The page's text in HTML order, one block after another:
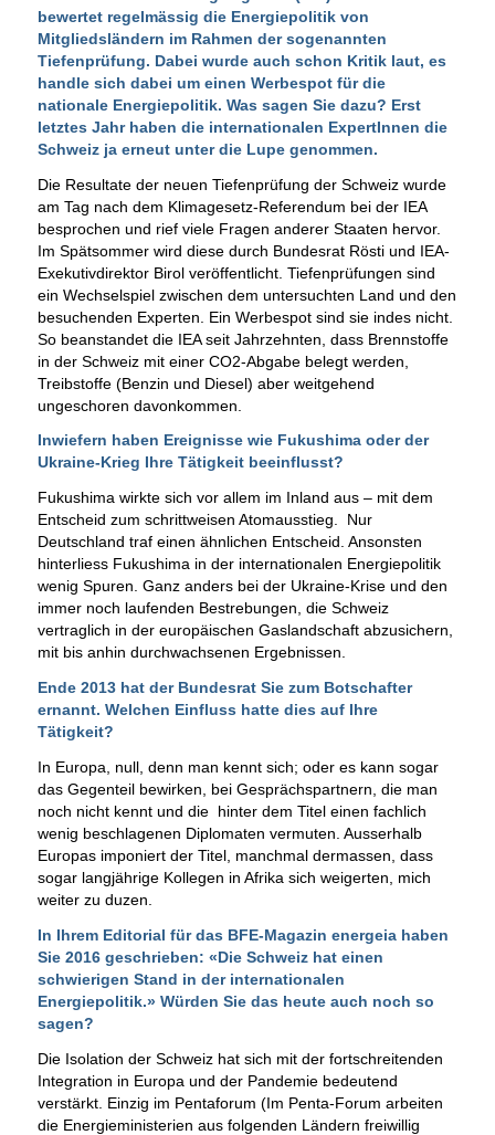
bewertet regelmässig die Energiepolitik von
Mitgliedsländern im Rahmen der sogenannten
Tiefenprüfung. Dabei wurde auch schon Kritik laut, es
handle sich dabei um einen Werbespot für die
nationale Energiepolitik. Was sagen Sie dazu? Erst
letztes Jahr haben die internationalen ExpertInnen die
Schweiz ja erneut unter die Lupe genommen.
Die Resultate der neuen Tiefenprüfung der Schweiz wurde
am Tag nach dem Klimagesetz-Referendum bei der IEA
besprochen und rief viele Fragen anderer Staaten hervor.
Im Spätsommer wird diese durch Bundesrat Rösti und IEA-
Exekutivdirektor Birol veröffentlicht. Tiefenprüfungen sind
ein Wechselspiel zwischen dem untersuchten Land und den
besuchenden Experten. Ein Werbespot sind sie indes nicht.
So beanstandet die IEA seit Jahrzehnten, dass Brennstoffe
in der Schweiz mit einer CO2-Abgabe belegt werden,
Treibstoffe (Benzin und Diesel) aber weitgehend
ungeschoren davonkommen.
Inwiefern haben Ereignisse wie Fukushima oder der
Ukraine-Krieg Ihre Tätigkeit beeinflusst?
Fukushima wirkte sich vor allem im Inland aus – mit dem
Entscheid zum schrittweisen Atomausstieg. Nur
Deutschland traf einen ähnlichen Entscheid. Ansonsten
hinterliess Fukushima in der internationalen Energiepolitik
wenig Spuren. Ganz anders bei der Ukraine-Krise und den
immer noch laufenden Bestrebungen, die Schweiz
vertraglich in der europäischen Gaslandschaft abzusichern,
mit bis anhin durchwachsenen Ergebnissen.
Ende 2013 hat der Bundesrat Sie zum Botschafter
ernannt. Welchen Einfluss hatte dies auf Ihre
Tätigkeit?
In Europa, null, denn man kennt sich; oder es kann sogar
das Gegenteil bewirken, bei Gesprächspartnern, die man
noch nicht kennt und die hinter dem Titel einen fachlich
wenig beschlagenen Diplomaten vermuten. Ausserhalb
Europas imponiert der Titel, manchmal dermassen, dass
sogar langjährige Kollegen in Afrika sich weigerten, mich
weiter zu duzen.
In Ihrem Editorial für das BFE-Magazin energeiahaben
Sie 2016 geschrieben: «Die Schweiz hat einen
schwierigen Stand in der internationalen
Energiepolitik.» Würden Sie das heute auch noch so
sagen?
Die Isolation der Schweiz hat sich mit der fortschreitenden
Integration in Europa und der Pandemie bedeutend
verstärkt. Einzig im Pentaforum (Im Penta-Forum arbeiten
die Energieministerien aus folgenden Ländern freiwillig